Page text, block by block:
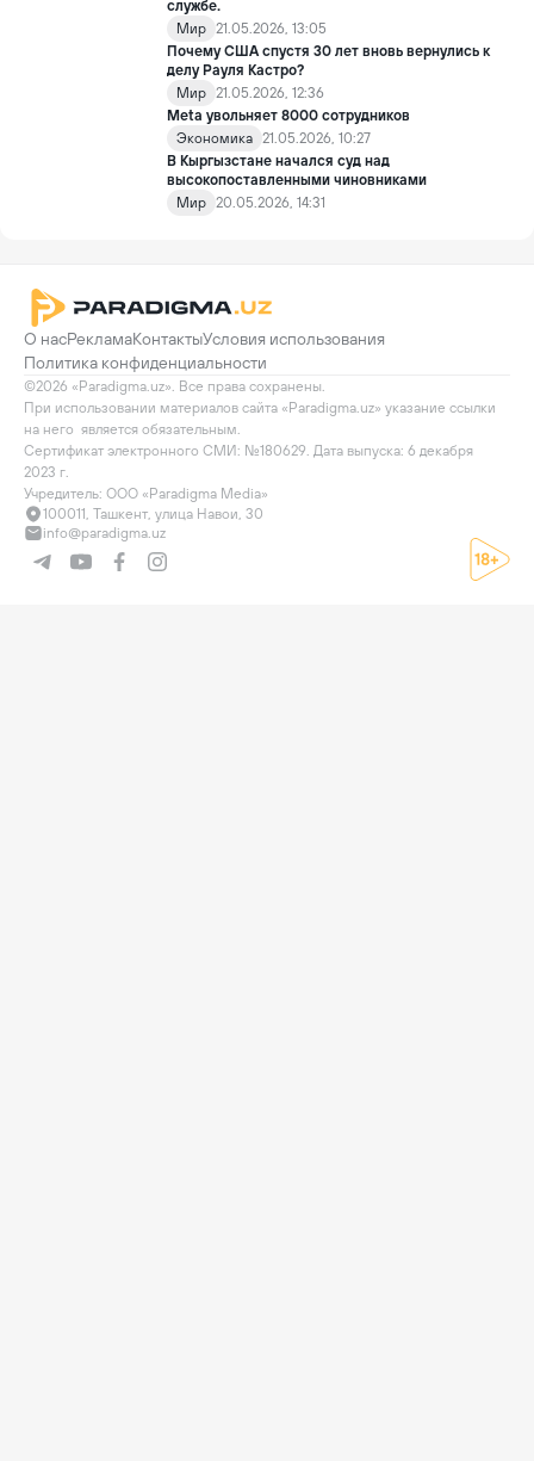
службе.
Мир 21.05.2026, 13:05
Почему США спустя 30 лет вновь вернулись к
делу Рауля Кастро?
Мир 21.05.2026, 12:36
Meta увольняет 8000 сотрудников
Экономика 21.05.2026, 10:27
В Кыргызстане начался суд над
высокопоставленными чиновниками
Мир 20.05.2026, 14:31
О насРекламаКонтактыУсловия использования
Политика конфиденциальности
©2026 «Paradigma.uz». Все права сохранены.
При использовании материалов сайта «Paradigma.uz» указание ссылки
на него  является обязательным.
Сертификат электронного СМИ: №180629. Дата выпуска: 6 декабря
2023 г.
Учредитель: ООО «Paradigma Media»
100011, Ташкент, улица Навои, 30
info@paradigma.uz